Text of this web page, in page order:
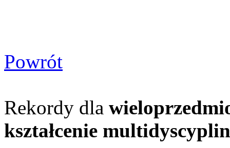
Powrót
Rekordy dla
kształcenie